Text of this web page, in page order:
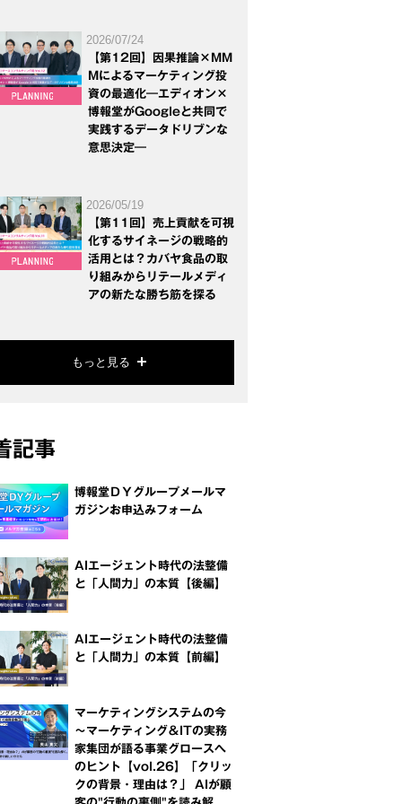
2026/07/24
【第12回】因果推論×MM
Mによるマーケティング投
資の最適化―エディオン×
博報堂がGoogleと共同で
実践するデータドリブンな
意思決定―
2026/05/19
【第11回】売上貢献を可視
化するサイネージの戦略的
活用とは？カバヤ食品の取
り組みからリテールメディ
アの新たな勝ち筋を探る
もっと見る
記事
博報堂ＤＹグループメールマ
ガジンお申込みフォーム
AIエージェント時代の法整備
と「人間力」の本質【後編】
AIエージェント時代の法整備
と「人間力」の本質【前編】
マーケティングシステムの今
～マーケティング＆ITの実務
家集団が語る事業グロースへ
のヒント【vol.26】「クリッ
クの背景・理由は？」 AIが顧